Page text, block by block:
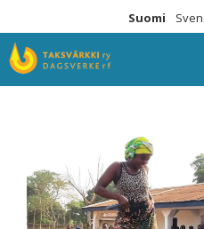
sisältöön
Suomi